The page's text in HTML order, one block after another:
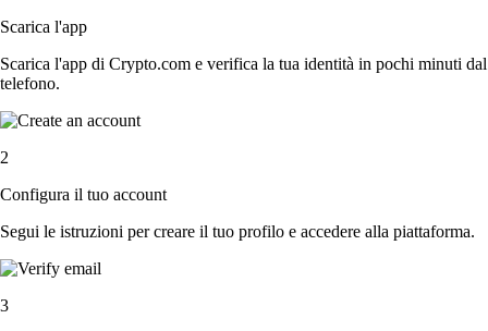
Scarica l'app
Scarica l'app di Crypto.com e verifica la tua identità in pochi minuti dal
telefono.
2
Configura il tuo account
Segui le istruzioni per creare il tuo profilo e accedere alla piattaforma.
3